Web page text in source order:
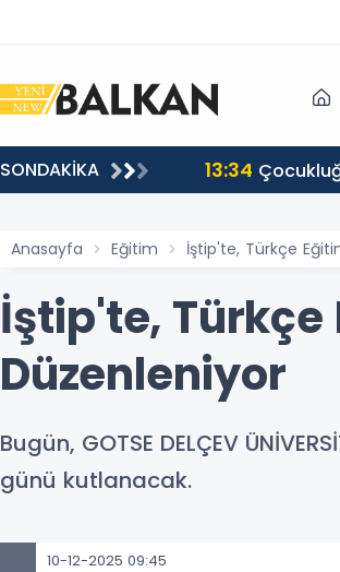
SONDAKİKA 13:34
Anasayfa Eğitim İştip'te, Türkçe
İştip'te, Türkçe
Düzenleniyor
Bugün, GOTSE DELÇEV
günü kutlanacak.
10-12-2025 09:45